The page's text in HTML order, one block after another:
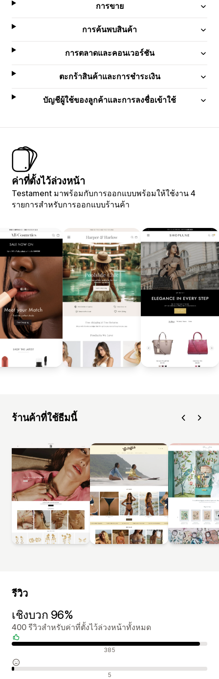
การขาย
การค้นพบสินค้า
การตลาดและคอนเวอร์ชัน
ตะกร้าสินค้าและการชำระเงิน
บัญชีผู้ใช้ของลูกค้าและการลงชื่อเข้าใช้
ค่าที่ตั้งไว้ล่วงหน้า
Testament มาพร้อมกับการออกแบบพร้อมให้ใช้งาน 4
รายการสำหรับการออกแบบร้านค้า
ร้านค้าที่ใช้ธีมนี้
รีวิว
เชิงบวก 96%
400 รีวิวสำหรับค่าที่ตั้งไว้ล่วงหน้าทั้งหมด
รีวิวเชิงบวก 385
รีวิวที่เป็นกลาง 5